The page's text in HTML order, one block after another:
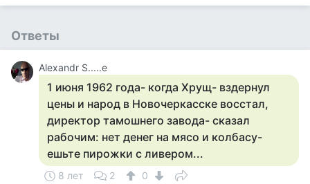
Ответы
Alexandr S.....e
1 июня 1962 года- когда Хрущ- вздернул
цены и народ в Новочеркасске восстал,
директор тамошнего завода- сказал
рабочим: нет денег на мясо и колбасу-
ешьте пирожки с ливером...
8 лет 2
0